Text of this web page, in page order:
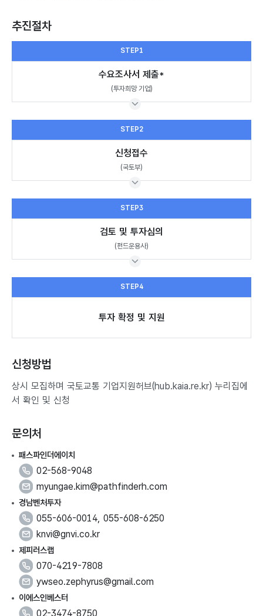
추진절차
STEP1
수요조사서 제출*
(투자희망 기업)
STEP2
신청접수
(국토부)
STEP3
검토 및 투자심의
(펀드운용사)
STEP4
투자 확정 및 지원
신청방법
상시 모집하며 국토교통 기업지원허브(hub.kaia.re.kr) 누리집에
서 확인 및 신청
문의처
패스파인더에이치
문
의
호
02-568-9048
이
메
myungae.kim@pathfinderh.com
경남벤처투자
문
의
호
055-606-0014, 055-608-6250
이
메
knvi@gnvi.co.kr
제피러스랩
문
의
번
호
070-4219-7808
이
메
ywseo.zephyrus@gmail.com
이에스인베스터
문
02-3474-8750